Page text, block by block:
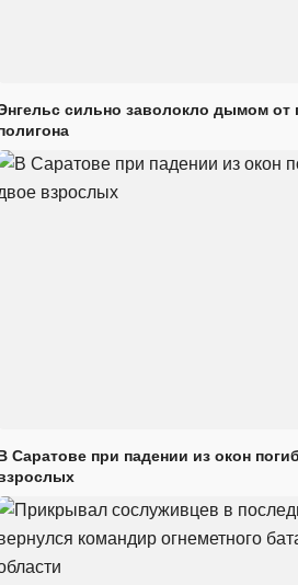
сильно заволокло дымом от
Саратове при падении из окон